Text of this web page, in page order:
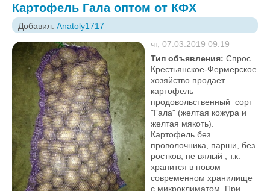
Картофель Гала оптом от КФХ
Добавил: Anatoly1717
чт, 07.03.2019 09:19
Тип объявления: Спрос
Крестьянское-Фермерское
хозяйство продает
картофель
продовольственный сорт
"Гала" (желтая кожура и
желтая мякоть).
Картофель без
проволочника, парши, без
ростков, не вялый , т.к.
хранится в новом
современном хранилище
с микроклиматом. При